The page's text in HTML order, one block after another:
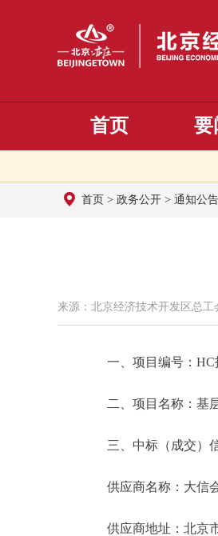
首页 要
首页 > 政务公开 > 通知公告
来源：北京经济技术开发区总
一、项目编号：HC
二、项目名称：基层
三、中标（成交）
供应商名称：大信会
供应商地址：北京市